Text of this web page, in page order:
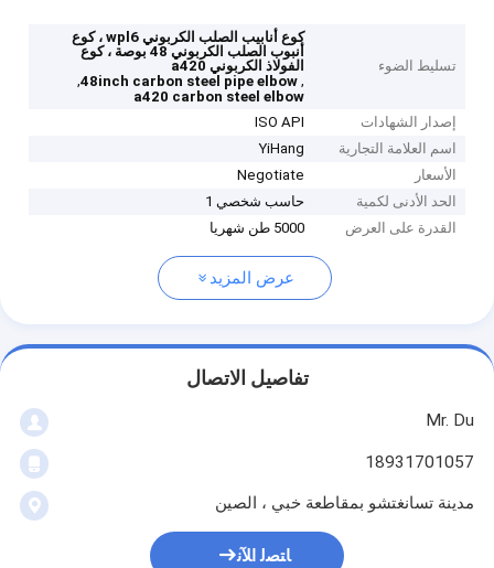
تسليط الضوء
كوع أنابيب الصلب الكربوني wpl6 ، كوع
أنبوب الصلب الكربوني 48 بوصة ، كوع
الفولاذ الكربوني a420
,
48inch carbon steel pipe elbow
,
a420 carbon steel elbow
إصدار الشهادات
ISO API
اسم العلامة التجارية
YiHang
الأسعار
Negotiate
الحد الأدنى لكمية
حاسب شخصي 1
القدرة على العرض
5000 طن شهريا
عرض المزيد
تفاصيل الاتصال
Mr. Du
18931701057
مدينة تسانغتشو بمقاطعة خبي ، الصين
ﺎﺘﺼﻟ ﺍﻶﻧ